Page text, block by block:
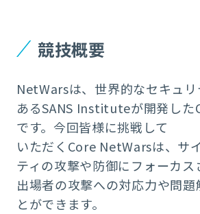
競技概要
NetWarsは、世界的なセキュ
あるSANS Instituteが開発した
です。今回皆様に挑戦して
いただくCore NetWarsは、サ
ティの攻撃や防御にフォーカス
出場者の攻撃への対応力や問題
とができます。